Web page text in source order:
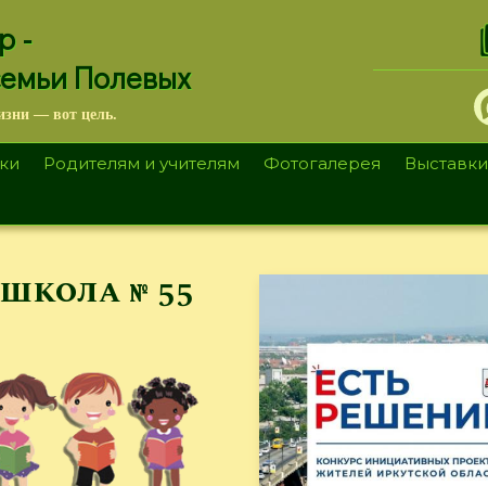
-
Полевых
— вот цель.
Родителям и учителям Фотогалерея Выставки
№ 55